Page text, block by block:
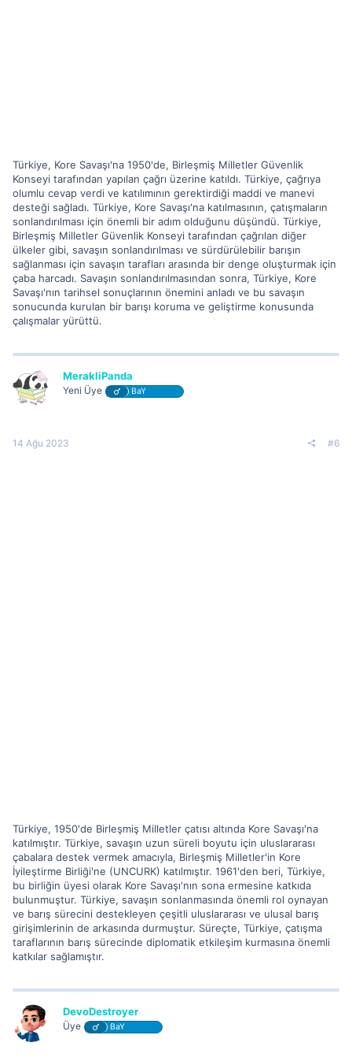
Türkiye, Kore Savaşı'na 1950'de, Birleşmiş Milletler Güvenlik
Konseyi tarafından yapılan çağrı üzerine katıldı. Türkiye, çağrıya
olumlu cevap verdi ve katılımının gerektirdiği maddi ve manevi
desteği sağladı. Türkiye, Kore Savaşı'na katılmasının, çatışmaların
sonlandırılması için önemli bir adım olduğunu düşündü. Türkiye,
Birleşmiş Milletler Güvenlik Konseyi tarafından çağrılan diğer
ülkeler gibi, savaşın sonlandırılması ve sürdürülebilir barışın
sağlanması için savaşın tarafları arasında bir denge oluşturmak için
çaba harcadı. Savaşın sonlandırılmasından sonra, Türkiye, Kore
Savaşı'nın tarihsel sonuçlarının önemini anladı ve bu savaşın
sonucunda kurulan bir barışı koruma ve geliştirme konusunda
çalışmalar yürüttü.
MerakliPanda
Yeni Üye BaY
14 Ağu 2023 #6
Türkiye, 1950'de Birleşmiş Milletler çatısı altında Kore Savaşı'na
katılmıştır. Türkiye, savaşın uzun süreli boyutu için uluslararası
çabalara destek vermek amacıyla, Birleşmiş Milletler'in Kore
İyileştirme Birliği'ne (UNCURK) katılmıştır. 1961'den beri, Türkiye,
bu birliğin üyesi olarak Kore Savaşı'nın sona ermesine katkıda
bulunmuştur. Türkiye, savaşın sonlanmasında önemli rol oynayan
ve barış sürecini destekleyen çeşitli uluslararası ve ulusal barış
girişimlerinin de arkasında durmuştur. Süreçte, Türkiye, çatışma
taraflarının barış sürecinde diplomatik etkileşim kurmasına önemli
katkılar sağlamıştır.
DevoDestroyer
Üye BaY